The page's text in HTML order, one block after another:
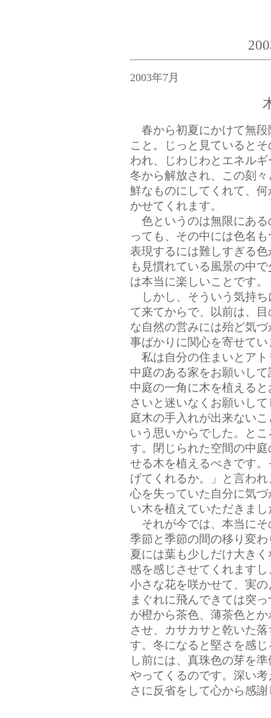
2003年7月
春から初夏にかけて無段
こと。じっと見ていると
われ、じわじわとエネル
冬から解放され、この刻
鮮なものにしてくれて、
かせてくれます。
色というのは無限にある
っても、その中には色名
表現するには難しすぎる
も見慣れている風景の中
は本当に楽しいことです。
しかし、そういう気持ち
て来てからで、以前は、
な自然の営みには殆ど気
事ばかりに関心を寄せて
私は自分の住まいとアト
中庭のある家をお願いし
中庭の一角に木を植える
さいと迷いなくお願いし
庭木の手入れが出来ない
いう思いからでした。と
す。閉じられた空間の中
せる木を植えるべきです
げてくれるか。」と言わ
心を失っていた自分に気
い木を植えていただきまし
それが今では、本当にそ
季節と季節の間の移り変
夏には葉も少しだけ大き
感を感じさせてくれます
小さな花を咲かせて、実
まぐれに飛んできては突
が橙から茶色、薄茶色と
させ、カサカサと乾いた
す。冬になると堅さを感
し前には、真珠色の芽を
やってくるのです。深い
さに反省をして心から感